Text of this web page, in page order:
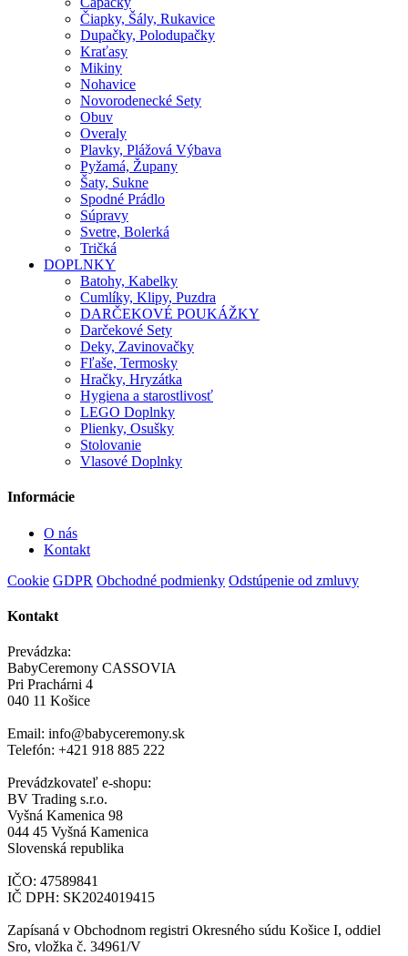
Čiapky, Šály, Rukavice
Dupačky, Polodupačky
Kraťasy
Mikiny
Nohavice
Novorodenecké Sety
Obuv
Overaly
Plavky, Plážová Výbava
Pyžamá, Župany
Šaty, Sukne
Spodné Prádlo
Súpravy
Svetre, Bolerká
Tričká
DOPLNKY
Batohy, Kabelky
Cumlíky, Klipy, Puzdra
DARČEKOVÉ POUKÁŽKY
Darčekové Sety
Deky, Zavinovačky
Fľaše, Termosky
Hračky, Hryzátka
Hygiena a starostlivosť
LEGO Doplnky
Plienky, Osušky
Stolovanie
Vlasové Doplnky
Informácie
O nás
Kontakt
Cookie GDPR Obchodné podmienky Odstúpenie od zmluvy
Kontakt
Prevádzka:
BabyCeremony CASSOVIA
Pri Prachárni 4
040 11 Košice
Email: info@babyceremony.sk
Telefón: +421 918 885 222
Prevádzkovateľ e-shopu:
BV Trading s.r.o.
Vyšná Kamenica 98
044 45 Vyšná Kamenica
Slovenská republika
IČO: 47589841
IČ DPH: SK2024019415
Zapísaná v Obchodnom registri Okresného súdu Košice I, oddiel
Sro, vložka č. 34961/V